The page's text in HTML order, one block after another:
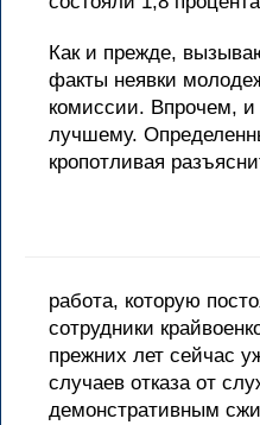
Как и прежде,
факты неявки
комиссии. Впрочем, и
лучшему.
кропотливая
работа, которую
сотрудники
прежних лет сейчас
случаев отказа от
демонстративным